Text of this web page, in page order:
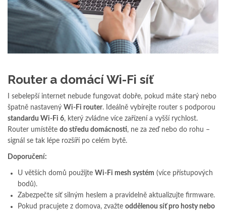
Router a domácí Wi-Fi síť
I sebelepší internet nebude fungovat dobře, pokud máte starý nebo
špatně nastavený Wi-Fi router. Ideálně vybírejte router s podporou
standardu Wi-Fi 6, který zvládne více zařízení a vyšší rychlost.
Router umístěte do středu domácnosti, ne za zeď nebo do rohu –
signál se tak lépe rozšíří po celém bytě.
Doporučení:
U větších domů použijte Wi-Fi mesh systém (více přístupových
bodů).
Zabezpečte síť silným heslem a pravidelně aktualizujte firmware.
Pokud pracujete z domova, zvažte oddělenou síť pro hosty nebo